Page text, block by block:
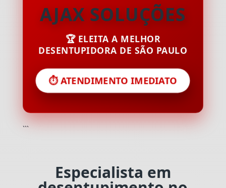
AJAX SOLUÇÕES
🏆 ELEITA A MELHOR
DESENTUPIDORA DE SÃO PAULO
⏱️ ATENDIMENTO IMEDIATO
```
Especialista em